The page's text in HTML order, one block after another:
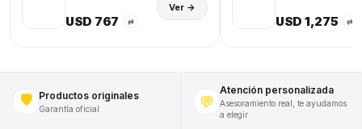
USD 767 ⇄
Ver →
USD 1,275 ⇄
🛡️ Productos originales
Garantía oficial 💬
Atención personalizada
Asesoramiento real, te ayudamos
a elegir